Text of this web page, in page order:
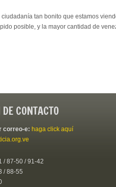
tan bonito que estamos
posible, y la mayor cantidad de
CONTACTO
correo-e: haga click aquí
/ 87-50 / 91-42
/ 88-55